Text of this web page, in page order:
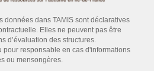
données dans TAMIS sont déclaratives
Elles ne peuvent pas être
d’évaluation des structures.
pour responsable en cas d'informations
ou mensongères.